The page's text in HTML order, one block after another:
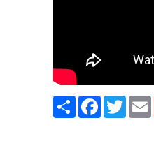
Paylaş